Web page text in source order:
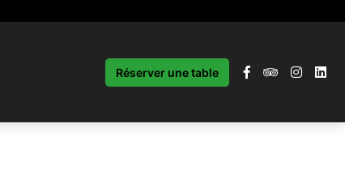
Réserver une table